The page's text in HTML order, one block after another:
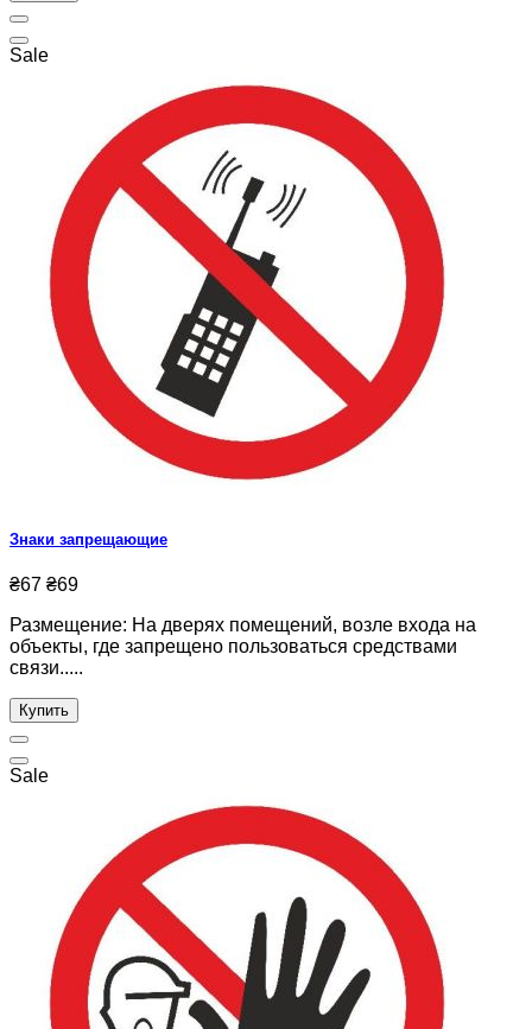
Sale
Знаки запрещающие
₴67 ₴69
Размещение: На дверях помещений, возле входа на
объекты, где запрещено пользоваться средствами
связи.....
Купить
Sale